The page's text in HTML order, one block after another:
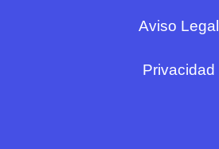
Aviso Legal
Privacidad